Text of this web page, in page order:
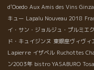
d'Ooedo Aux Amis des Vins Ginza
キュー Lapalu Nouveau 2018
イ・サン・ジョルジュ・プルミエ
ド・キュイジンヌ 東銀座ヴィヴィ
Lapierre イザベル Ruchottes
ン2003年 bistro YASABURO Tosa